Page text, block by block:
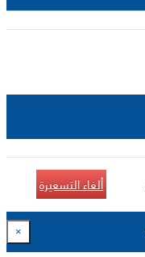
ألغاء التسعيرة
×